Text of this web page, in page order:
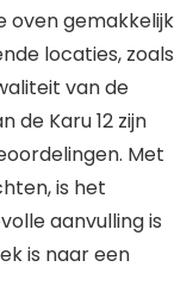
oven gemakkelijk
locaties, zoals
van de
de Karu 12 zijn
Met
is het
aanvulling is
is naar een